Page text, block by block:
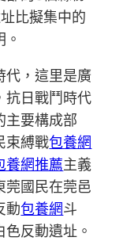
比擬集中的
，這里是廣
抗日戰鬥時代
主要構成部
束縛戰包養網
養網推薦主義
莞國民在莞邑
動包養網斗
反動遺址。